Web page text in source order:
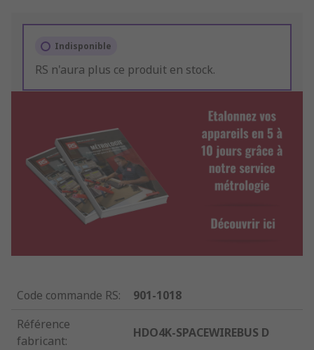
Indisponible
RS n'aura plus ce produit en stock.
Code commande RS:
901-1018
Référence
fabricant:
HDO4K-SPACEWIREBUS D